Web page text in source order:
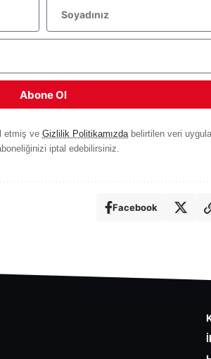
Abone Ol
etmiş ve Gizlilik Politikamızdabelirtilen veri
iptal edebilirsiniz.
Facebook